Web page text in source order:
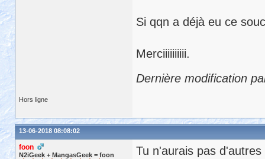
Si qqn a déjà eu ce
Merciiiiiiiiii.
Dernière modification
Hors ligne
13-06-2018 08:08:02
foon
N2iGeek + MangasGeek = foon Tu n'aurais pas